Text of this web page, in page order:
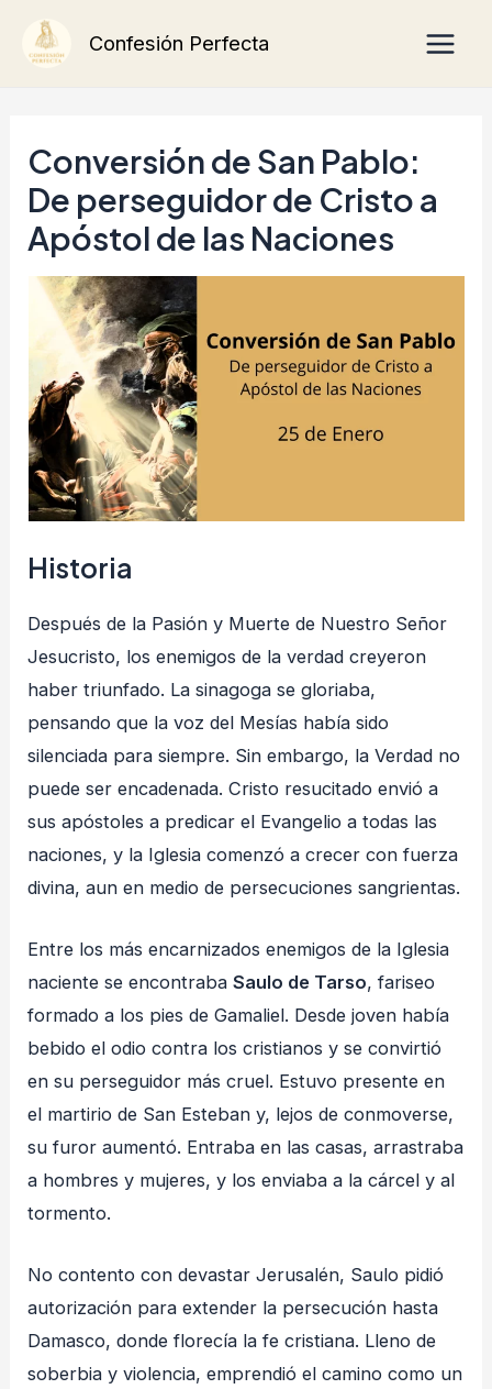
Confesión Perfecta
Conversión de San Pablo:
De perseguidor de Cristo a
Apóstol de las Naciones
Historia
Después de la Pasión y Muerte de Nuestro Señor
Jesucristo, los enemigos de la verdad creyeron
haber triunfado. La sinagoga se gloriaba,
pensando que la voz del Mesías había sido
silenciada para siempre. Sin embargo, la Verdad no
puede ser encadenada. Cristo resucitado envió a
sus apóstoles a predicar el Evangelio a todas las
naciones, y la Iglesia comenzó a crecer con fuerza
divina, aun en medio de persecuciones sangrientas.
Entre los más encarnizados enemigos de la Iglesia
naciente se encontrabaSaulo de Tarso, fariseo
formado a los pies de Gamaliel. Desde joven había
bebido el odio contra los cristianos y se convirtió
en su perseguidor más cruel. Estuvo presente en
el martirio de San Esteban y, lejos de conmoverse,
su furor aumentó. Entraba en las casas, arrastraba
a hombres y mujeres, y los enviaba a la cárcel y al
tormento.
No contento con devastar Jerusalén, Saulo pidió
autorización para extender la persecución hasta
Damasco, donde florecía la fe cristiana. Lleno de
soberbia y violencia, emprendió el camino como un